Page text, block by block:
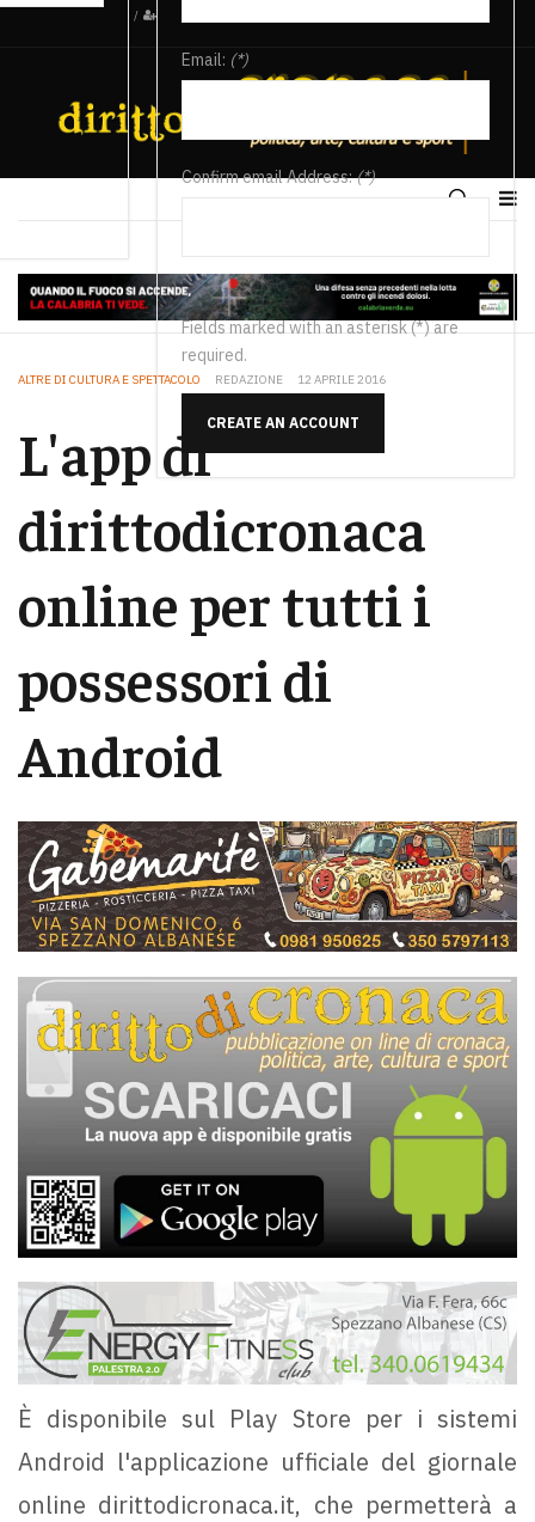
/
Email: (*)
Confirm email Address:(*)
Fields marked with an asterisk (*) are
required.
CREATE AN ACCOUNT
ALTRE DI CULTURA E SPETTACOLO REDAZIONE 12 APRILE 2016
L'app di
dirittodicronaca
online per tutti i
possessori di
Android
È disponibile sul Play Store per i sistemi
Android l'applicazione ufficiale del giornale
online dirittodicronaca.it, che permetterà a